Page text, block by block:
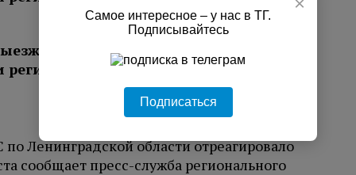
Ленинградской области отреагировало
сообщает пресс-служба регионального
Самое интересное – у нас в ТГ.
Подписывайтесь
Подписаться